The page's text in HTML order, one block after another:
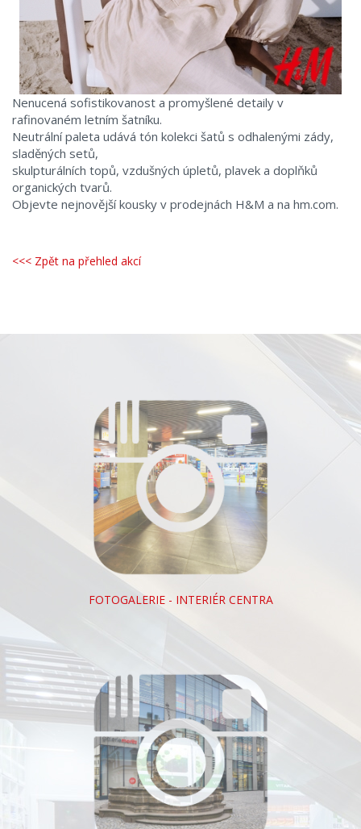
Nenucená sofistikovanost a promyšlené detaily v
rafinovaném letním šatníku.
Neutrální paleta udává tón kolekci šatů s odhalenými zády,
sladěných setů,
skulpturálních topů, vzdušných úpletů, plavek a doplňků
organických tvarů.
Objevte nejnovější kousky v prodejnách H&M a na hm.com.
<<< Zpět na přehled akcí
FOTOGALERIE - INTERIÉR CENTRA